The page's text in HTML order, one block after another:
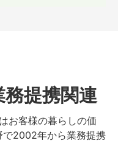
務提携関連
お客様の暮らしの価
で2002年から業務提携